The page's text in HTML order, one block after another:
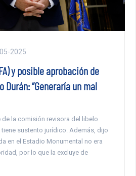
2025
y posible aprobación de
Durán: “Generaría un mal
de la comisión revisora del libelo
sustento jurídico. Además, dijo
en el Estadio Monumental no era
por lo que la excluye de